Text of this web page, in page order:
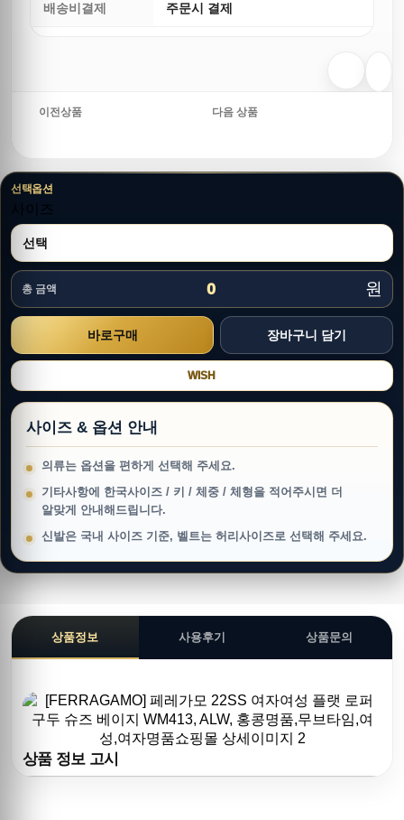
배송비결제 주문시 결제
이전상품 다음 상품
선택옵션
사이즈
총 금액 0 원
WISH
사이즈 & 옵션 안내
의류는 옵션을 편하게 선택해 주세요.
기타사항에 한국사이즈 / 키 / 체중 / 체형을 적어주시면 더
알맞게 안내해드립니다.
신발은 국내 사이즈 기준, 벨트는 허리사이즈로 선택해 주세요.
상품정보 사용후기 상품문의
상품 정보 고시